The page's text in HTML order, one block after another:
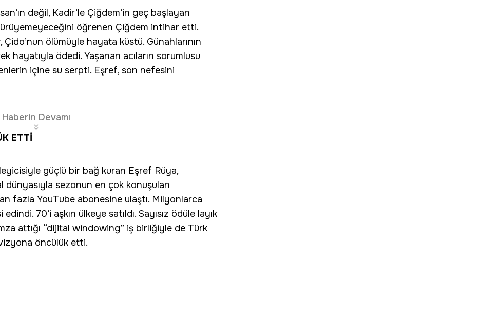
değil, Kadir’le Çiğdem’in geç başlayan
öğrenen Çiğdem intihar etti.
ölümüyle hayata küstü. Günahlarının
hayatıyla ödedi. Yaşanan acıların sorumlusu
içine su serpti. Eşref, son nefesini
Haberin Devamı
ETTİ
güçlü bir bağ kuran Eşref Rüya,
sezonun en çok konuşulan
fazla YouTube abonesine ulaştı. Milyonlarca
70’i aşkın ülkeye satıldı. Sayısız ödüle layık
attığı “dijital windowing” iş birliğiyle de Türk
öncülük etti.